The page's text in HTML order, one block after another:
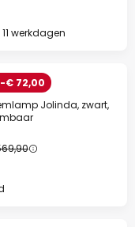
werkdagen
€ 72,00
Jolinda, zwart,